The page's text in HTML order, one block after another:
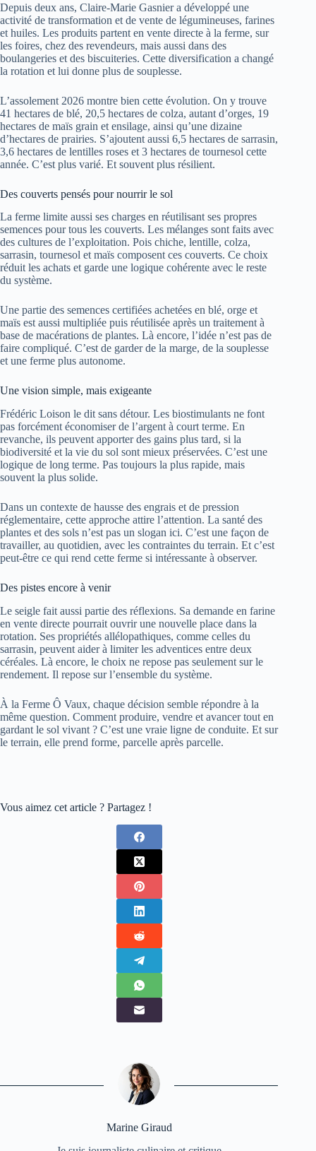
Depuis deux ans, Claire-Marie Gasnier a développé une
activité de transformation et de vente de légumineuses, farines
et huiles. Les produits partent en vente directe à la ferme, sur
les foires, chez des revendeurs, mais aussi dans des
boulangeries et des biscuiteries. Cette diversification a changé
la rotation et lui donne plus de souplesse.
L’assolement 2026 montre bien cette évolution. On y trouve
41 hectares de blé, 20,5 hectares de colza, autant d’orges, 19
hectares de maïs grain et ensilage, ainsi qu’une dizaine
d’hectares de prairies. S’ajoutent aussi 6,5 hectares de sarrasin,
3,6 hectares de lentilles roses et 3 hectares de tournesol cette
année. C’est plus varié. Et souvent plus résilient.
Des couverts pensés pour nourrir le sol
La ferme limite aussi ses charges en réutilisant ses propres
semences pour tous les couverts. Les mélanges sont faits avec
des cultures de l’exploitation. Pois chiche, lentille, colza,
sarrasin, tournesol et maïs composent ces couverts. Ce choix
réduit les achats et garde une logique cohérente avec le reste
du système.
Une partie des semences certifiées achetées en blé, orge et
maïs est aussi multipliée puis réutilisée après un traitement à
base de macérations de plantes. Là encore, l’idée n’est pas de
faire compliqué. C’est de garder de la marge, de la souplesse
et une ferme plus autonome.
Une vision simple, mais exigeante
Frédéric Loison le dit sans détour. Les biostimulants ne font
pas forcément économiser de l’argent à court terme. En
revanche, ils peuvent apporter des gains plus tard, si la
biodiversité et la vie du sol sont mieux préservées. C’est une
logique de long terme. Pas toujours la plus rapide, mais
souvent la plus solide.
Dans un contexte de hausse des engrais et de pression
réglementaire, cette approche attire l’attention. La santé des
plantes et des sols n’est pas un slogan ici. C’est une façon de
travailler, au quotidien, avec les contraintes du terrain. Et c’est
peut-être ce qui rend cette ferme si intéressante à observer.
Des pistes encore à venir
Le seigle fait aussi partie des réflexions. Sa demande en farine
en vente directe pourrait ouvrir une nouvelle place dans la
rotation. Ses propriétés allélopathiques, comme celles du
sarrasin, peuvent aider à limiter les adventices entre deux
céréales. Là encore, le choix ne repose pas seulement sur le
rendement. Il repose sur l’ensemble du système.
À la Ferme Ô Vaux, chaque décision semble répondre à la
même question. Comment produire, vendre et avancer tout en
gardant le sol vivant ? C’est une vraie ligne de conduite. Et sur
le terrain, elle prend forme, parcelle après parcelle.
Vous aimez cet article ? Partagez !
Marine Giraud